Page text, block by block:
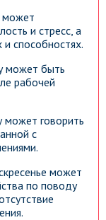
может
и стресс, а
способностях.
может быть
рабочей
может говорить
с
может
по поводу